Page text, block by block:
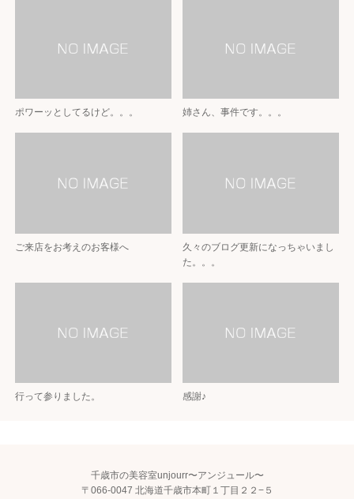
ポワーッとしてるけど。。。 姉さん、事件です。。。
ご来店をお考えのお客様へ
久々のブログ更新になっちゃいまし
た。。。
行って参りました。 感謝♪
千歳市の美容室unjourr〜アンジュール〜
〒066-0047 北海道千歳市本町１丁目２２−５